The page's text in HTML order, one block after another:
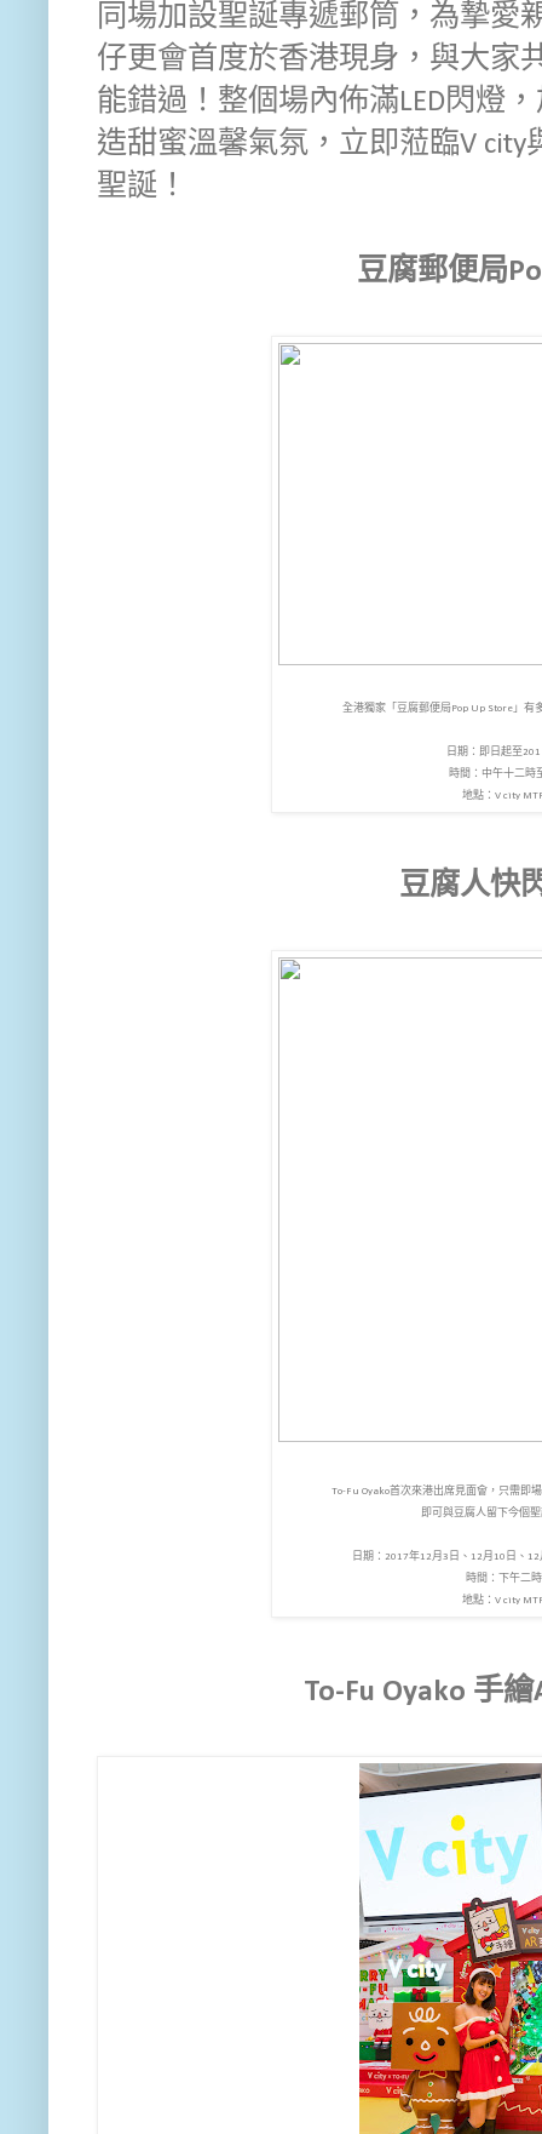
同場加設聖誕專遞郵筒，為摯愛
仔更會首度於香港現身，與大家
能錯過！整個場內佈滿LED閃燈
造甜蜜溫馨氣氛，立即蒞臨V
聖誕！
豆腐郵便局
全港獨家「豆腐郵便局Pop Up Store」有
日期：即日起至
時間：中午十二時
地點：V city
豆腐人快
To-Fu Oyako首次來港出席見面會，只需即
即可與豆腐人留下今個
日期：2017年12月3日、12月10日、
時間：下午二
地點：V city
To-Fu Oyako 手